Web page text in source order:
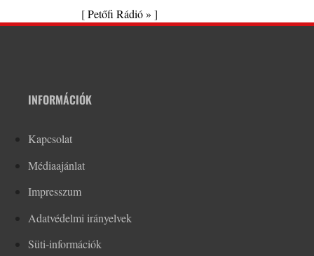
[Petőfi Rádió » ]
INFORMÁCIÓK
Kapcsolat
Médiaajánlat
Impresszum
Adatvédelmi irányelvek
Süti-információk